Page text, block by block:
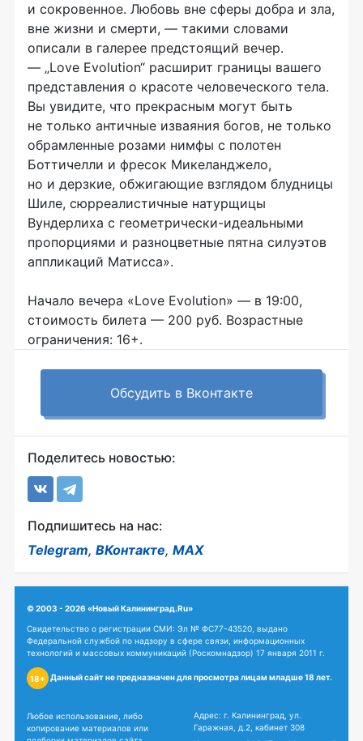
и сокровенное. Любовь вне сферы добра и зла,
вне жизни и смерти, — такими словами
описали в галерее предстоящий вечер.
— „Love Evolution“ расширит границы вашего
представления о красоте человеческого тела.
Вы увидите, что прекрасным могут быть
не только античные изваяния богов, не только
обрамленные розами нимфы с полотен
Боттичелли и фресок Микеланджело,
но и дерзкие, обжигающие взглядом блудницы
Шиле, сюрреалистичные натурщицы
Вундерлиха с геометрически-идеальными
пропорциями и разноцветные пятна силуэтов
аппликаций Матисса».
Начало вечера «Love Evolution» — в 19:00,
стоимость билета — 200 руб. Возрастные
ограничения: 16+.
Обсудить в Вконтакте
Поделитесь новостью:
Подпишитесь на нас:
Telegram, ВКонтакте, MAX
© 2003 - 2026 «Новый Калининград.Ru»
Свидетельство о регистрации СМИ: Эл № ФС77-43520, выдано
Федеральной службой по надзору в сфере связи, информационных
технологий и массовых коммуникаций (Роскомнадзор) 17 января 2011 г.
18+ Данный сайт не предназначен для просмотра лицам младше 18 лет.
Любое использование, либо
копирование материалов или
Адрес: г. Калининград, ул.
Гаражная, д.2, кабинет 308